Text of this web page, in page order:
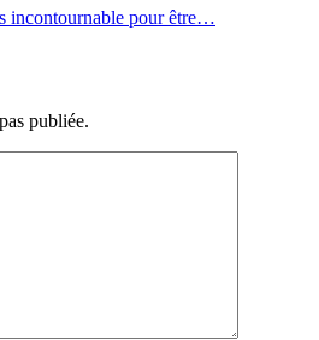
incontournable pour être…
publiée.